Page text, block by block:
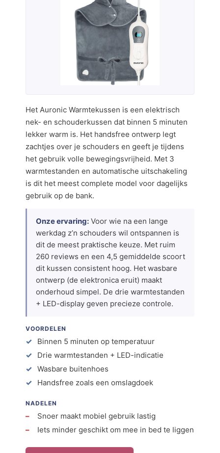
Het Auronic Warmtekussen is een elektrisch
nek- en schouderkussen dat binnen 5 minuten
lekker warm is. Het handsfree ontwerp legt
zachtjes over je schouders en geeft je tijdens
het gebruik volle bewegingsvrijheid. Met 3
warmtestanden en automatische uitschakeling
is dit het meest complete model voor dagelijks
gebruik op de bank.
Onze ervaring: Voor wie na een lange
werkdag z’n schouders wil ontspannen is
dit de meest praktische keuze. Met ruim
260 reviews en een 4,5 gemiddelde scoort
dit kussen consistent hoog. Het wasbare
ontwerp (de elektronica eruit) maakt
onderhoud simpel. De drie warmtestanden
+ LED-display geven precieze controle.
VOORDELEN
Binnen 5 minuten op temperatuur
Drie warmtestanden + LED-indicatie
Wasbare buitenhoes
Handsfree zoals een omslagdoek
NADELEN
Snoer maakt mobiel gebruik lastig
Iets minder geschikt om mee in bed te liggen